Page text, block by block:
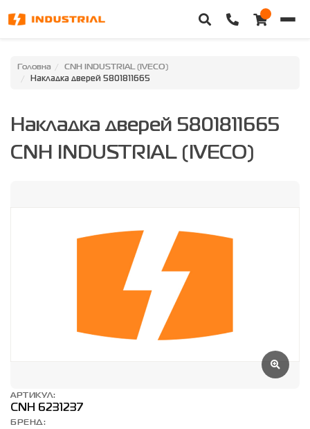
Головна
Категорії
Головна CNH INDUSTRIAL (IVECO)
Накладка дверей 5801811665
Накладка дверей 5801811665
CNH INDUSTRIAL (IVECO)
АРТИКУЛ:
CNH 6231237
БРЕНД: